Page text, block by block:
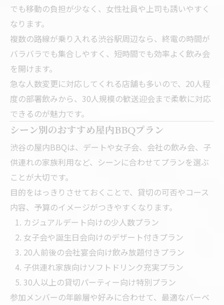
でも移動の負担が少なく、女性社員や上司も誘いやすく
なります。
複数の路線が乗り入れる渋谷駅周辺なら、終電の時間が
バラバラでも集合しやすく、短時間でも効率よく飲み会
を開けます。
急な人数変更に対応してくれる店舗も多いので、20人程
度の部署飲みから、30人規模の歓送迎会まで柔軟に対応
できるのが魅力です。
シーン別のおすすめ屋内BBQプラン
渋谷の屋内BBQは、デートや女子会、会社の飲み会、子
供連れの家族利用など、シーンに合わせてプランを選ぶ
ことが大切です。
目的をはっきりさせておくことで、貸切の可否やコース
内容、予算のイメージがつきやすくなります。
カジュアルデート向けの少人数プラン
女子会や誕生日会向けのデザート付きプラン
20人前後の会社宴会向け飲み放題付きプラン
子供連れ家族向けソフトドリンク充実プラン
30人以上の貸切パーティー向け特別プラン
参加メンバーの年齢層や好みに合わせて、最適なバーベ